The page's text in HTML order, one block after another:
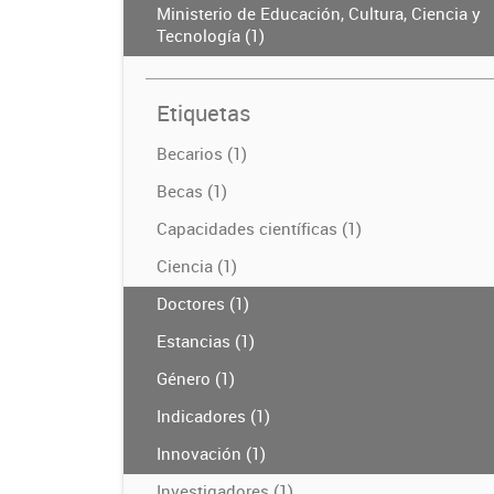
Ministerio de Educación, Cultura, Ciencia y
Tecnología (1)
Etiquetas
Becarios (1)
Becas (1)
Capacidades científicas (1)
Ciencia (1)
Doctores (1)
Estancias (1)
Género (1)
Indicadores (1)
Innovación (1)